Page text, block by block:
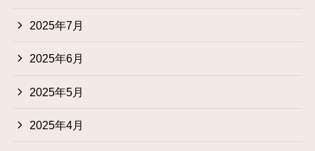
2025年7月
2025年6月
2025年5月
2025年4月